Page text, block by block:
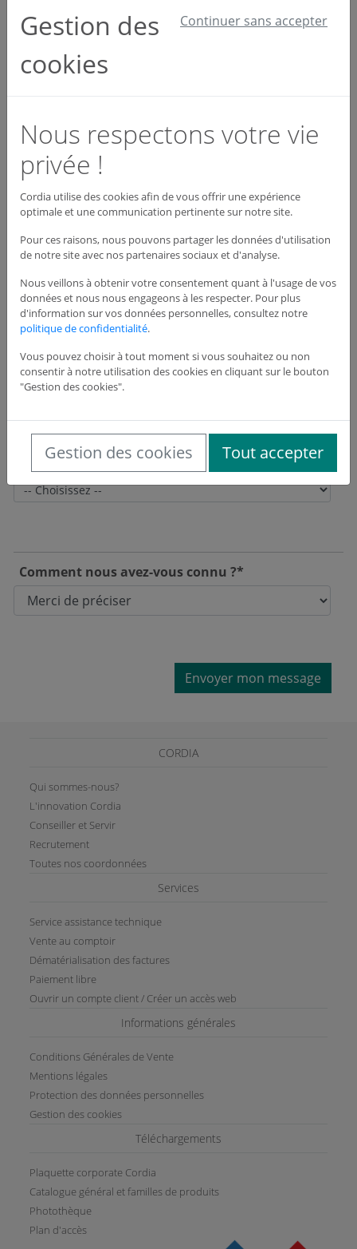
Email et téléphone *
Activité *
Adresse du siège de l'entreprise
Adresse *
Adresse suite
Comment nous avez-vous connu ?*
Envoyer mon message
CORDIA
Qui sommes-nous?
L'innovation Cordia
Conseiller et Servir
Recrutement
Toutes nos coordonnées
Services
Service assistance technique
Vente au comptoir
Dématérialisation des factures
Paiement libre
Ouvrir un compte client / Créer un accès web
Informations générales
Conditions Générales de Vente
Mentions légales
Protection des données personnelles
Gestion des cookies
Téléchargements
Plaquette corporate Cordia
Catalogue général et familles de produits
Photothèque
Plan d'accès
Gestion des
cookies
Continuer sans accepter
Nous respectons votre vie
privée !
Cordia utilise des cookies afin de vous offrir une expérience
optimale et une communication pertinente sur notre site.
Pour ces raisons, nous pouvons partager les données d'utilisation
de notre site avec nos partenaires sociaux et d'analyse.
Nous veillons à obtenir votre consentement quant à l'usage de vos
données et nous nous engageons à les respecter. Pour plus
d'information sur vos données personnelles, consultez notre
politique de confidentialité.
Vous pouvez choisir à tout moment si vous souhaitez ou non
consentir à notre utilisation des cookies en cliquant sur le bouton
"Gestion des cookies".
Gestion des cookies Tout accepter